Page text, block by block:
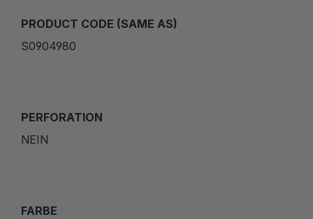
PRODUCT CODE (SAME AS)
S0904980
PERFORATION
NEIN
FARBE